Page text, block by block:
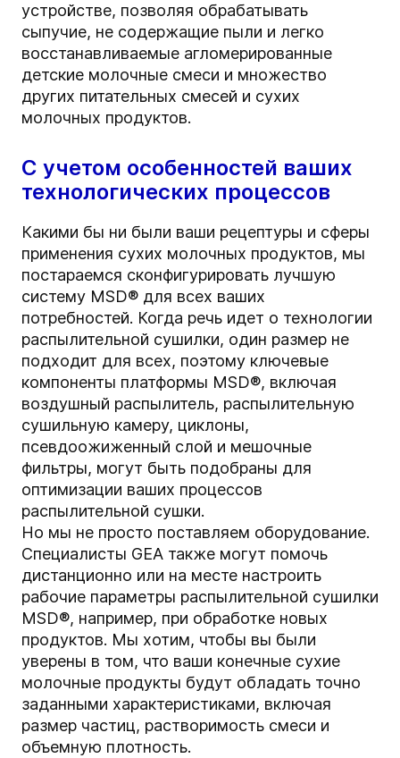
устройстве, позволяя обрабатывать
сыпучие, не содержащие пыли и легко
восстанавливаемые агломерированные
детские молочные смеси и множество
других питательных смесей и сухих
молочных продуктов.
С учетом особенностей ваших
технологических процессов
Какими бы ни были ваши рецептуры и сферы
применения сухих молочных продуктов, мы
постараемся сконфигурировать лучшую
систему MSD® для всех ваших
потребностей. Когда речь идет о технологии
распылительной сушилки, один размер не
подходит для всех, поэтому ключевые
компоненты платформы MSD®, включая
воздушный распылитель, распылительную
сушильную камеру, циклоны,
псевдоожиженный слой и мешочные
фильтры, могут быть подобраны для
оптимизации ваших процессов
распылительной сушки.
Но мы не просто поставляем оборудование.
Специалисты GEA также могут помочь
дистанционно или на месте настроить
рабочие параметры распылительной сушилки
MSD®, например, при обработке новых
продуктов. Мы хотим, чтобы вы были
уверены в том, что ваши конечные сухие
молочные продукты будут обладать точно
заданными характеристиками, включая
размер частиц, растворимость смеси и
объемную плотность.